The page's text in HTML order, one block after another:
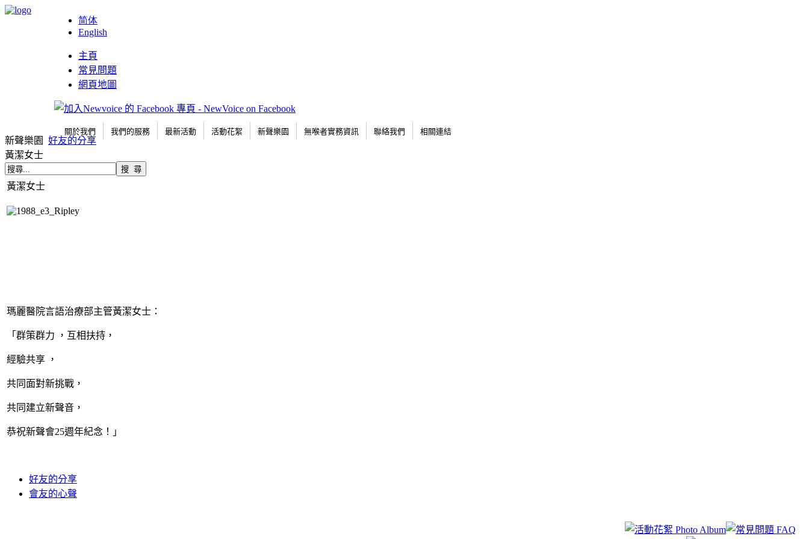
简体
English
主頁
常見問題
網頁地圖
關於我們 我們的服務 最新活動 活動花絮 新聲樂園 無喉者實務資訊 聯絡我們 相關連結
新聲樂園
好友的分享
黃潔女士
黃潔女士
瑪麗醫院言語治療部主管黃潔女士：
「群策群力 ，互相扶持，
經驗共享 ，
共同面對新挑戰，
共同建立新聲音，
恭祝新聲會25週年紀念！」
好友的分享
會友的心聲